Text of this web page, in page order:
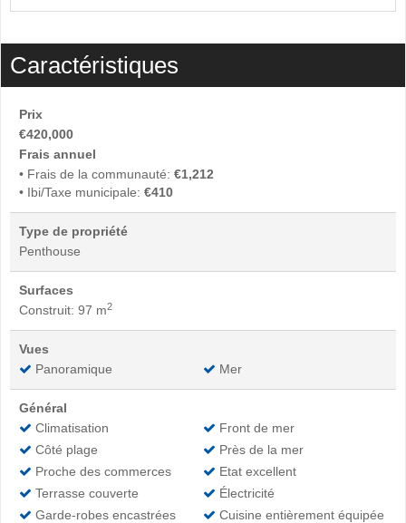
Caractéristiques
Prix
€420,000
Frais annuel
• Frais de la communauté: €1,212
• Ibi/Taxe municipale: €410
Type de propriété
Penthouse
Surfaces
Construit: 97 m2
Vues
Panoramique
Mer
Général
Climatisation
Front de mer
Côté plage
Près de la mer
Proche des commerces
Etat excellent
Terrasse couverte
Électricité
Garde-robes encastrées
Cuisine entièrement équipée